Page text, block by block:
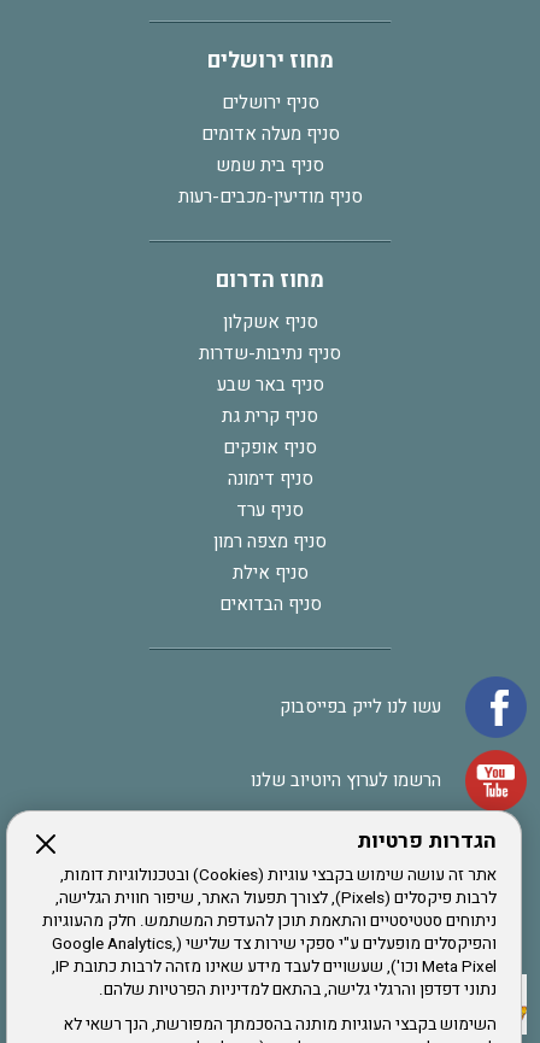
הגדרות פרטיות
אתר זה עושה שימוש בקבצי עוגיות (Cookies) ובטכנולוגיות דומות,
לרבות פיקסלים (Pixels), לצורך תפעול האתר, שיפור חווית הגלישה,
ניתוחים סטטיסטיים והתאמת תוכן להעדפת המשתמש. חלק מהעוגיות
והפיקסלים מופעלים ע"י ספקי שירות צד שלישי (Google Analytics,
Meta Pixel וכו'), שעשויים לעבד מידע שאינו מזהה לרבות כתובת IP,
נתוני דפדפן והרגלי גלישה, בהתאם למדיניות הפרטיות שלהם.
השימוש בקבצי העוגיות מותנה בהסכמתך המפורשת, הנך רשאי לא
מחוז ירושלים
סניף ירושלים
סניף מעלה אדומים
סניף בית שמש
סניף מודיעין-מכבים-רעות
מחוז הדרום
סניף אשקלון
סניף נתיבות-שדרות
סניף באר שבע
סניף קרית גת
סניף אופקים
סניף דימונה
סניף ערד
סניף מצפה רמון
סניף אילת
סניף הבדואים
עשו לנו לייק בפייסבוק
הרשמו לערוץ היוטיוב שלנו
אתר צה"ל
תקנון האתר